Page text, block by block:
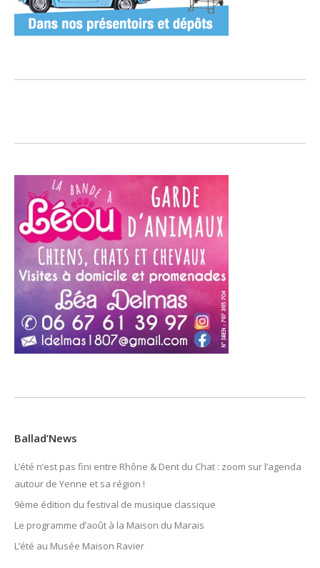
Ballad’News
L’été n’est pas fini entre Rhône & Dent du Chat : zoom sur l’agenda
autour de Yenne et sa région !
9ème édition du festival de musique classique
Le programme d’août à la Maison du Marais
L’été au Musée Maison Ravier